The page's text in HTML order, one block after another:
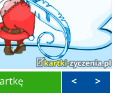
< >